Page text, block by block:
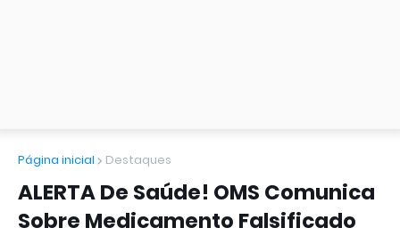
Página inicial Destaques
ALERTA De Saúde! OMS Comunica
Sobre Medicamento Falsificado